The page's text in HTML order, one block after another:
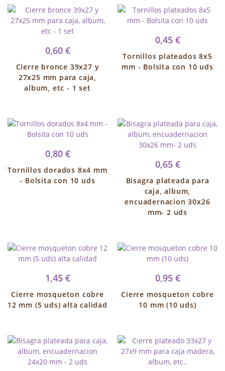
0,60 €
Cierre bronce 39x27 y
27x25 mm para caja,
album, etc - 1 set
0,45 €
Tornillos plateados 8x5
mm - Bolsita con 10 uds
0,80 €
Tornillos dorados 8x4 mm
- Bolsita con 10 uds
0,65 €
Bisagra plateada para
caja, album,
encuadernacion 30x26
mm- 2 uds
1,45 €
Cierre mosqueton cobre
12 mm (5 uds) alta calidad
0,95 €
Cierre mosqueton cobre
10 mm (10 uds)